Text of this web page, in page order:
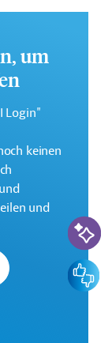
für
Download
um
Login"
keinen
und
KI-